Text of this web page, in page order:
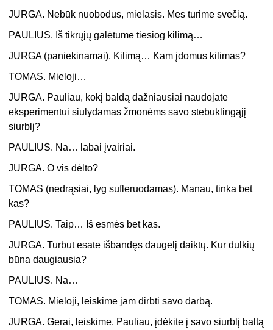
JURGA. Nebūk nuobodus, mielasis. Mes turime svečią.
PAULIUS. Iš tikrųjų galėtume tiesiog kilimą…
JURGA (paniekinamai). Kilimą… Kam įdomus kilimas?
TOMAS. Mieloji…
JURGA. Pauliau, kokį baldą dažniausiai naudojate
eksperimentui siūlydamas žmonėms savo stebuklingąjį
siurblį?
PAULIUS. Na… labai įvairiai.
JURGA. O vis dėlto?
TOMAS (nedrąsiai, lyg sufleruodamas). Manau, tinka bet
kas?
PAULIUS. Taip… Iš esmės bet kas.
JURGA. Turbūt esate išbandęs daugelį daiktų. Kur dulkių
būna daugiausia?
PAULIUS. Na…
TOMAS. Mieloji, leiskime jam dirbti savo darbą.
JURGA. Gerai, leiskime. Pauliau, įdėkite į savo siurblį baltą